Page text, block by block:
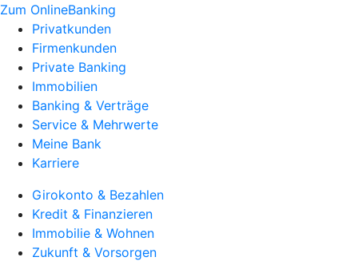
Zum OnlineBanking
Privatkunden
Firmenkunden
Private Banking
Immobilien
Banking & Verträge
Service & Mehrwerte
Meine Bank
Karriere
Girokonto & Bezahlen
Kredit & Finanzieren
Immobilie & Wohnen
Zukunft & Vorsorgen